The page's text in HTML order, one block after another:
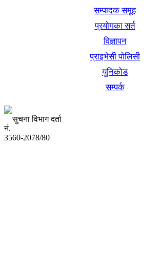
सम्पादक समूह
प्रयोगका सर्त
विज्ञापन
प्राइभेसी पोलिसी
युनिकोड
सम्पर्क
सुचना विभाग दर्ता
नं.
3560-2078/80